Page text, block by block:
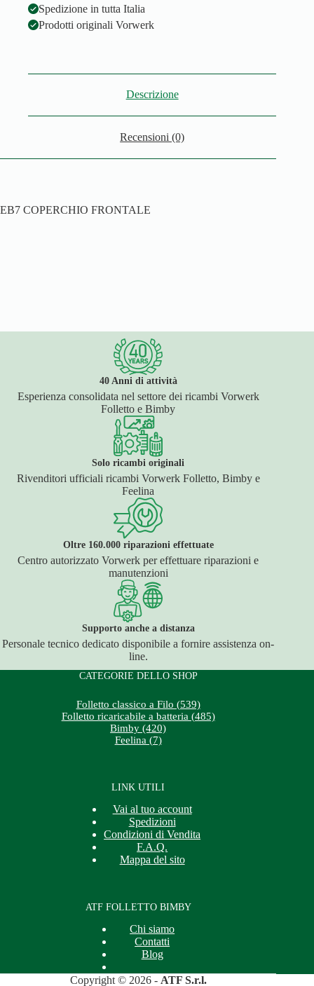
Spedizione in tutta Italia
Prodotti originali Vorwerk
Descrizione
Recensioni (0)
EB7 COPERCHIO FRONTALE
40 Anni di attività
Esperienza consolidata nel settore dei ricambi Vorwerk
Folletto e Bimby
Solo ricambi originali
Rivenditori ufficiali ricambi Vorwerk Folletto, Bimby e
Feelina
Oltre 160.000 riparazioni effettuate
Centro autorizzato Vorwerk per effettuare riparazioni e
manutenzioni
Supporto anche a distanza
Personale tecnico dedicato disponibile a fornire assistenza on-
line.
CATEGORIE DELLO SHOP
Folletto classico a Filo (539)
Folletto ricaricabile a batteria (485)
Bimby (420)
Feelina (7)
LINK UTILI
Vai al tuo account
Spedizioni
Condizioni di Vendita
F.A.Q.
Mappa del sito
ATF FOLLETTO BIMBY
Chi siamo
Contatti
Blog
Copyright © 2026 - ATF S.r.l.